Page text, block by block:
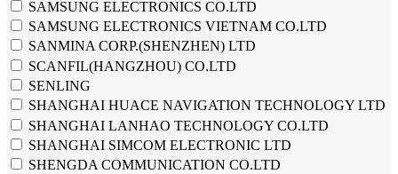
SAMSUNG ELECTRONICS CO.LTD
SAMSUNG ELECTRONICS VIETNAM CO.LTD
SANMINA CORP.(SHENZHEN) LTD
SCANFIL(HANGZHOU) CO.LTD
SENLING
SHANGHAI HUACE NAVIGATION TECHNOLOGY LTD
SHANGHAI LANHAO TECHNOLOGY CO.LTD
SHANGHAI SIMCOM ELECTRONIC LTD
SHENGDA COMMUNICATION CO.LTD